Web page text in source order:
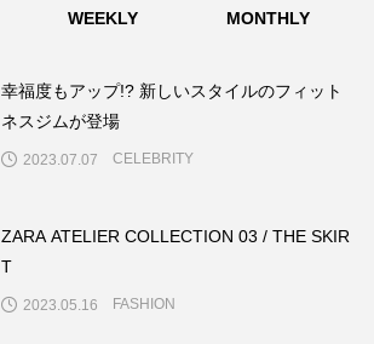
WEEKLY MONTHLY
幸福度もアップ!? 新しいスタイルのフィット
ネスジムが登場
2023.07.07 CELEBRITY
ZARA ATELIER COLLECTION 03 / THE SKIR
T
2023.05.16 FASHION